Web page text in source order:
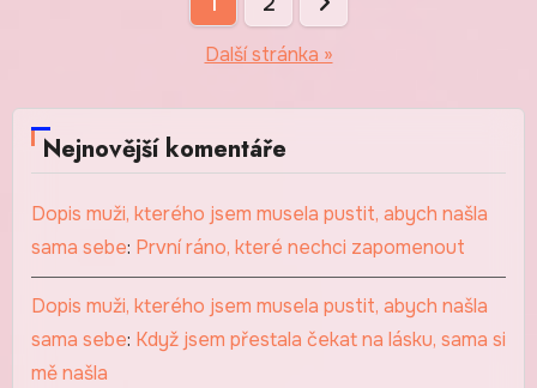
Další stránka »
Nejnovější komentáře
Dopis muži, kterého jsem musela pustit, abych našla
sama sebe: První ráno, které nechci zapomenout
Dopis muži, kterého jsem musela pustit, abych našla
sama sebe: Když jsem přestala čekat na lásku, sama si
mě našla